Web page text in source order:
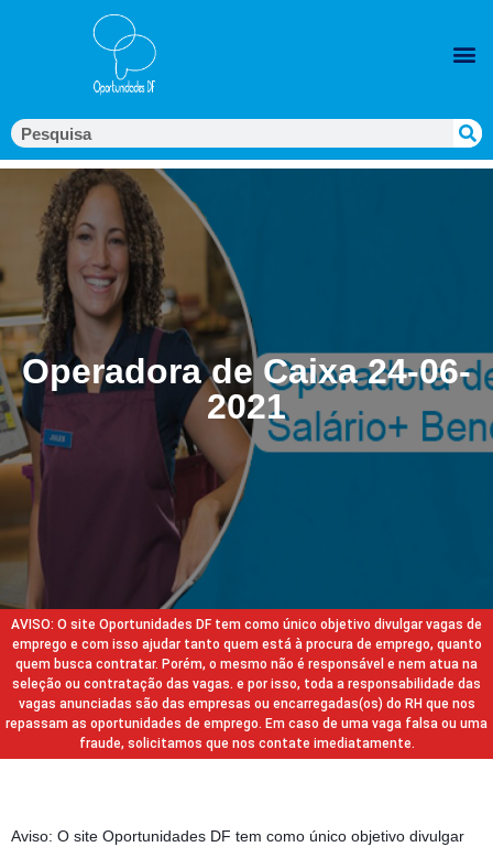
Operadora de Caixa 24-06-
2021
AVISO: O site Oportunidades DF tem como único objetivo divulgar vagas de
emprego e com isso ajudar tanto quem está à procura de emprego, quanto
quem busca contratar. Porém, o mesmo não é responsável e nem atua na
seleção ou contratação das vagas. e por isso, toda a responsabilidade das
vagas anunciadas são das empresas ou encarregadas(os) do RH que nos
repassam as oportunidades de emprego. Em caso de uma vaga falsa ou uma
fraude, solicitamos que nos contate imediatamente.
Aviso: O site Oportunidades DF tem como único objetivo divulgar